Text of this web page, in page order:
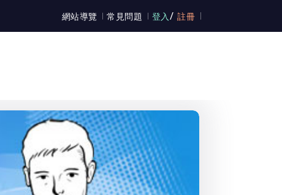
網站導覽 常見問題 登入 / 註冊